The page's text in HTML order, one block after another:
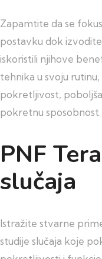
Zapamtite da se
postavku dok izvodite
iskoristili njihove
tehnika u svoju
pokretljivost,
pokretnu sposobnost.
PNF
slučaja
Istražite stvarne
studije slučaja koje